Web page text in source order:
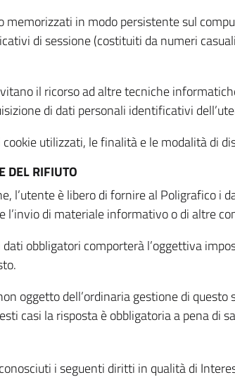
memorizzati in modo persistente sul
di sessione (costituiti da numeri
il ricorso ad altre tecniche
di dati personali identificativi
utilizzati, le finalità e le modalità di
DEL RIFIUTO
l’utente è libero di fornire al Poligrafico i
di materiale informativo o di altre
obbligatori comporterà l’oggettiva
oggetto dell’ordinaria gestione di
casi la risposta è obbligatoria a pena di
i seguenti diritti in qualità di